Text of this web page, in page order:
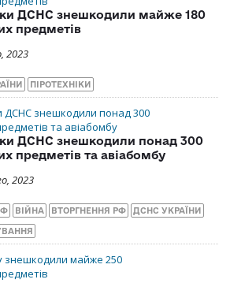
ДСНС знешкодили майже 180
предметів
2023
ПІРОТЕХНІКИ
ДСНС знешкодили понад 300
предметів та авіабомбу
2023
ВІЙНА ВТОРГНЕННЯ РФ ДСНС УКРАЇНИ